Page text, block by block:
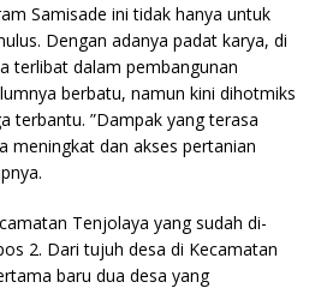
Samisade ini tidak hanya un­tuk
Dengan adanya padat karya, di
terlibat dalam pembangu­nan
berbatu, namun kini dihotmiks
terbantu. ”Dam­pak yang terasa
meningkat dan akses pertanian
Tenjolaya yang sudah di-
2. Dari tujuh desa di Kecamatan
baru dua desa yang